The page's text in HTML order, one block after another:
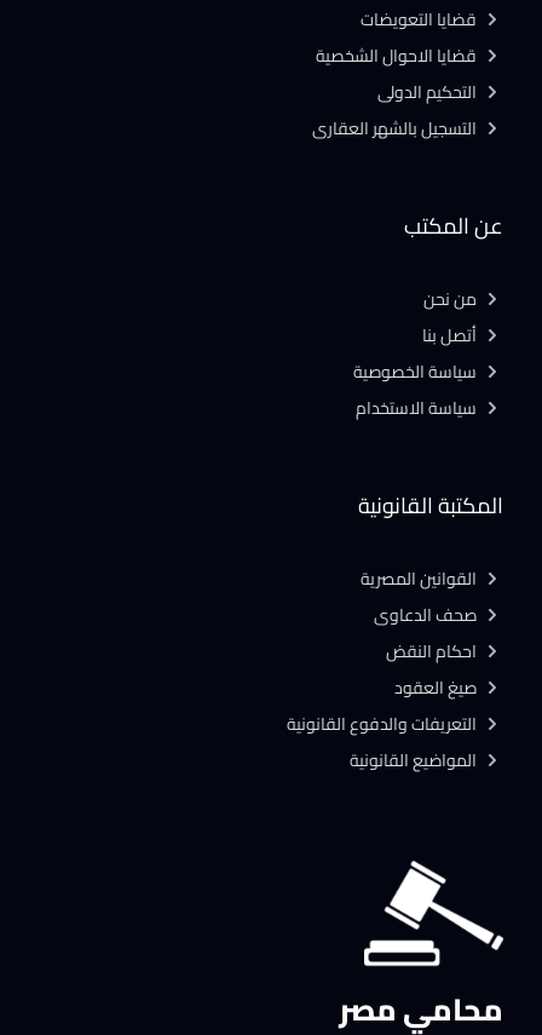
محامي مصر
المكتبة القانونية
القوانين المصرية
صحف الدعاوى
احكام النقض
صيغ العقود
التعريفات والدفوع القانونية
المواضيع القانونية
عن المكتب
من نحن
أتصل بنا
سياسة الخصوصية
سياسة الاستخدام
قضايا التعويضات
قضايا الاحوال الشخصية
التحكيم الدولى
التسجيل بالشهر العقارى